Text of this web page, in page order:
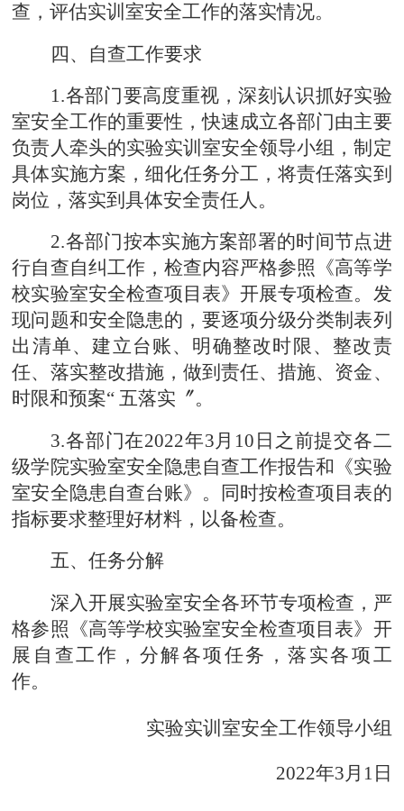
查，评估实训室安全工作的落实情况。
四、自查工作要求
1.各部门要高度重视，深刻认识抓好实验
室安全工作的重要性，快速成立各部门由主要
负责人牵头的实验实训室安全领导小组，制定
具体实施方案，细化任务分工，将责任落实到
岗位，落实到具体安全责任人。
2.各部门按本实施方案部署的时间节点进
行自查自纠工作，检查内容严格参照《高等学
校实验室安全检查项目表》开展专项检查。发
现问题和安全隐患的，要逐项分级分类制表列
出清单、建立台账、明确整改时限、整改责
任、落实整改措施，做到责任、措施、资金、
时限和预案“ 五落实〞。
3.各部门在2022年3月10日之前提交各二
级学院实验室安全隐患自查工作报告和《实验
室安全隐患自查台账》。同时按检查项目表的
指标要求整理好材料，以备检查。
五、任务分解
深入开展实验室安全各环节专项检查，严
格参照《高等学校实验室安全检查项目表》开
展自查工作，分解各项任务，落实各项工
作。
实验实训室安全工作领导小组
2022年3月1日